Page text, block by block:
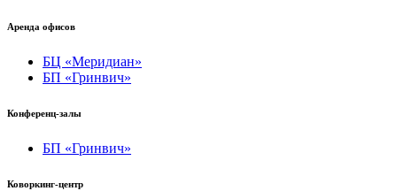
Аренда офисов
БЦ «Меридиан»
БП «Гринвич»
Конференц-залы
БП «Гринвич»
Коворкинг-центр